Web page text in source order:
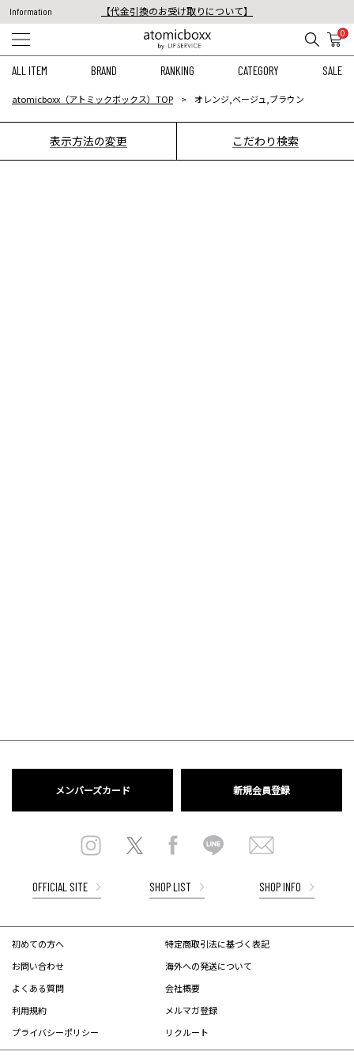
Information
【代金引換のお受け取りについて】
税込11,000円以上のご注文で送料無料！
0
ALL ITEM BRAND RANKING CATEGORY SALE
atomicboxx（アトミックボックス）TOP オレンジ,ベージュ,ブラウン
表示方法の変更 こだわり検索
メンバーズカード 新規会員登録
OFFICIAL SITE SHOP LIST SHOP INFO
初めての方へ
お問い合わせ
よくある質問
利用規約
プライバシーポリシー
特定商取引法に基づく表記
海外への発送について
会社概要
メルマガ登録
リクルート